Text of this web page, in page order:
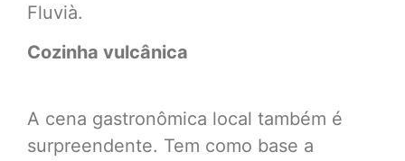
Fluvià.
Cozinha vulcânica
A cena gastronômica local também é
surpreendente. Tem como base a